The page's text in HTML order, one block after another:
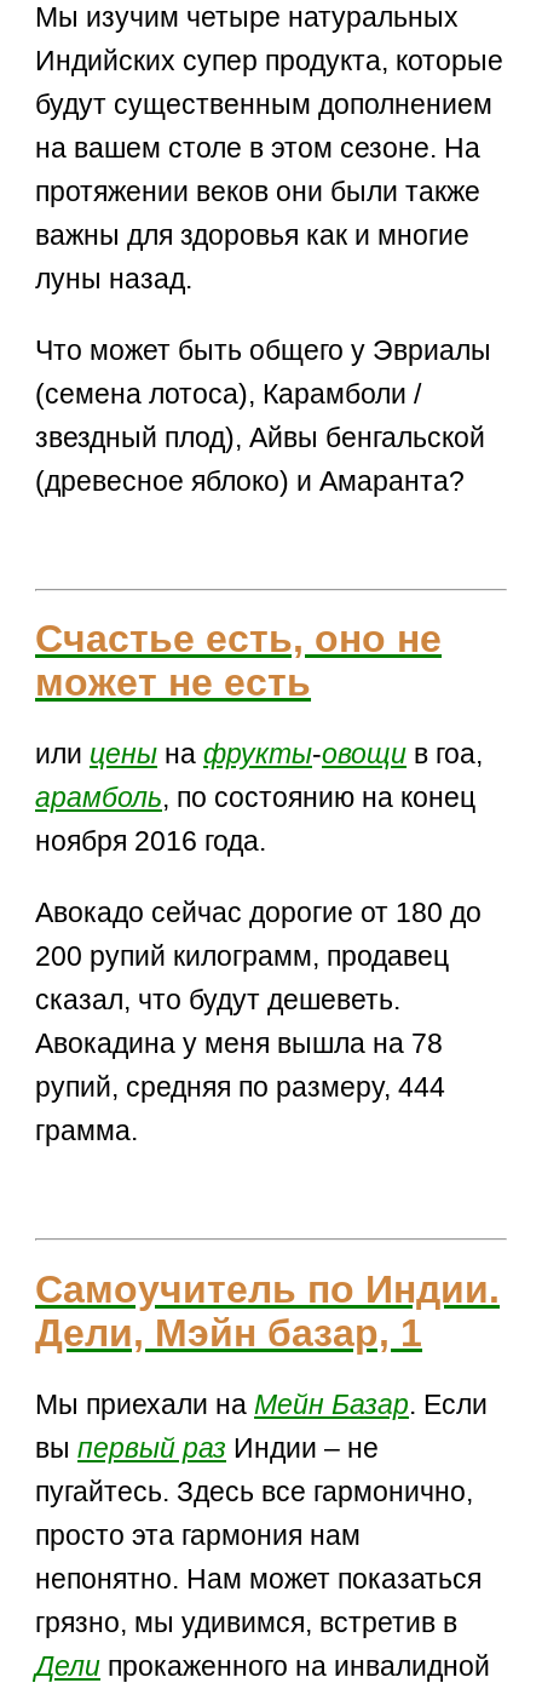
Мы изучим четыре натуральных
Индийских супер продукта, которые
будут существенным дополнением
на вашем столе в этом сезоне. На
протяжении веков они были также
важны для здоровья как и многие
луны назад.
Что может быть общего у Эвриалы
(семена лотоса), Карамболи /
звездный плод), Айвы бенгальской
(древесное яблоко) и Амаранта?
Счастье есть, оно не
может не есть
или цены нафрукты-овощи в гоа,
арамболь, по состоянию на конец
ноября 2016 года.
Авокадо сейчас дорогие от 180 до
200 рупий килограмм, продавец
сказал, что будут дешеветь.
Авокадина у меня вышла на 78
рупий, средняя по размеру, 444
грамма.
Самоучитель по Индии.
Дели, Мэйн базар, 1
Мы приехали на Мейн Базар. Если
выпервый раз Индии – не
пугайтесь. Здесь все гармонично,
просто эта гармония нам
непонятно. Нам может показаться
грязно, мы удивимся, встретив в
Дели прокаженного на инвалидной